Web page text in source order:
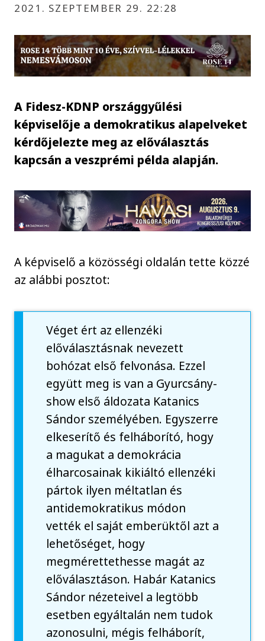
2021. SZEPTEMBER 29. 22:28
A Fidesz-KDNP országgyűlési
képviselője a demokratikus alapelveket
kérdőjelezte meg az előválasztás
kapcsán a veszprémi példa alapján.
A képviselő a közösségi oldalán tette közzé
az alábbi posztot:
Véget ért az ellenzéki
előválasztásnak nevezett
bohózat első felvonása. Ezzel
együtt meg is van a Gyurcsány-
show első áldozata Katanics
Sándor személyében. Egyszerre
elkeserítő és felháborító, hogy
a magukat a demokrácia
élharcosainak kikiáltó ellenzéki
pártok ilyen méltatlan és
antidemokratikus módon
vették el saját emberüktől azt a
lehetőséget, hogy
megmérettethesse magát az
előválasztáson. Habár Katanics
Sándor nézeteivel a legtöbb
esetben egyáltalán nem tudok
azonosulni, mégis felháborít,